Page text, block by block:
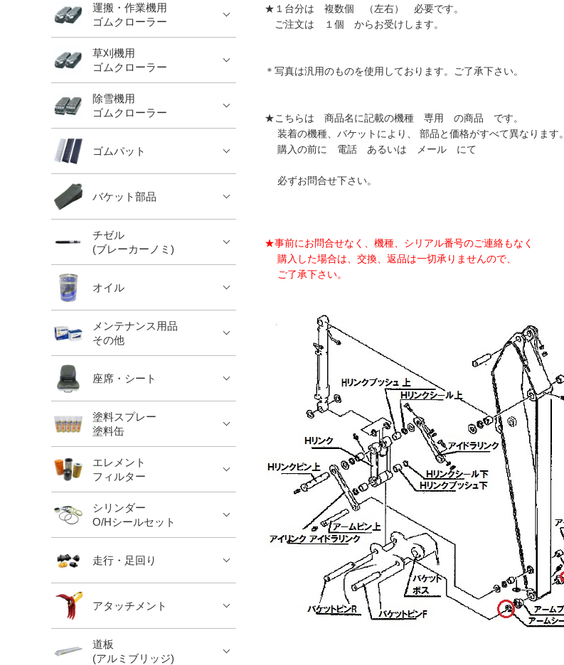
★１台分は 複数個 （左右） 必要です。
ご注文は １個 からお受けします。
＊写真は汎用のものを使用しております。ご了承下さい。
★こちらは 商品名に記載の機種 専用 の商品 です。
装着の機種、バケットにより、 部品と価格がすべて異なります。
購入の前に 電話 あるいは メール にて
必ずお問合せ下さい。
★事前にお問合せなく、機種、シリアル番号のご連絡もなく
購入した場合は、交換、返品は一切承りませんので、
ご了承下さい。
運搬・作業機用
ゴムクローラー
草刈機用
ゴムクローラー
除雪機用
ゴムクローラー
ゴムパット
バケット部品
チゼル
(ブレーカーノミ)
オイル
メンテナンス用品
その他
座席・シート
塗料スプレー
塗料缶
エレメント
フィルター
シリンダー
O/Hシールセット
走行・足回り
アタッチメント
道板
(アルミブリッジ)